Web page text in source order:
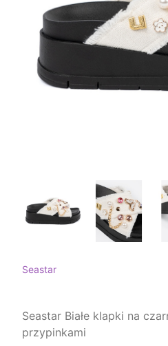
Seastar
Seastar Białe klapki na
przypinkami